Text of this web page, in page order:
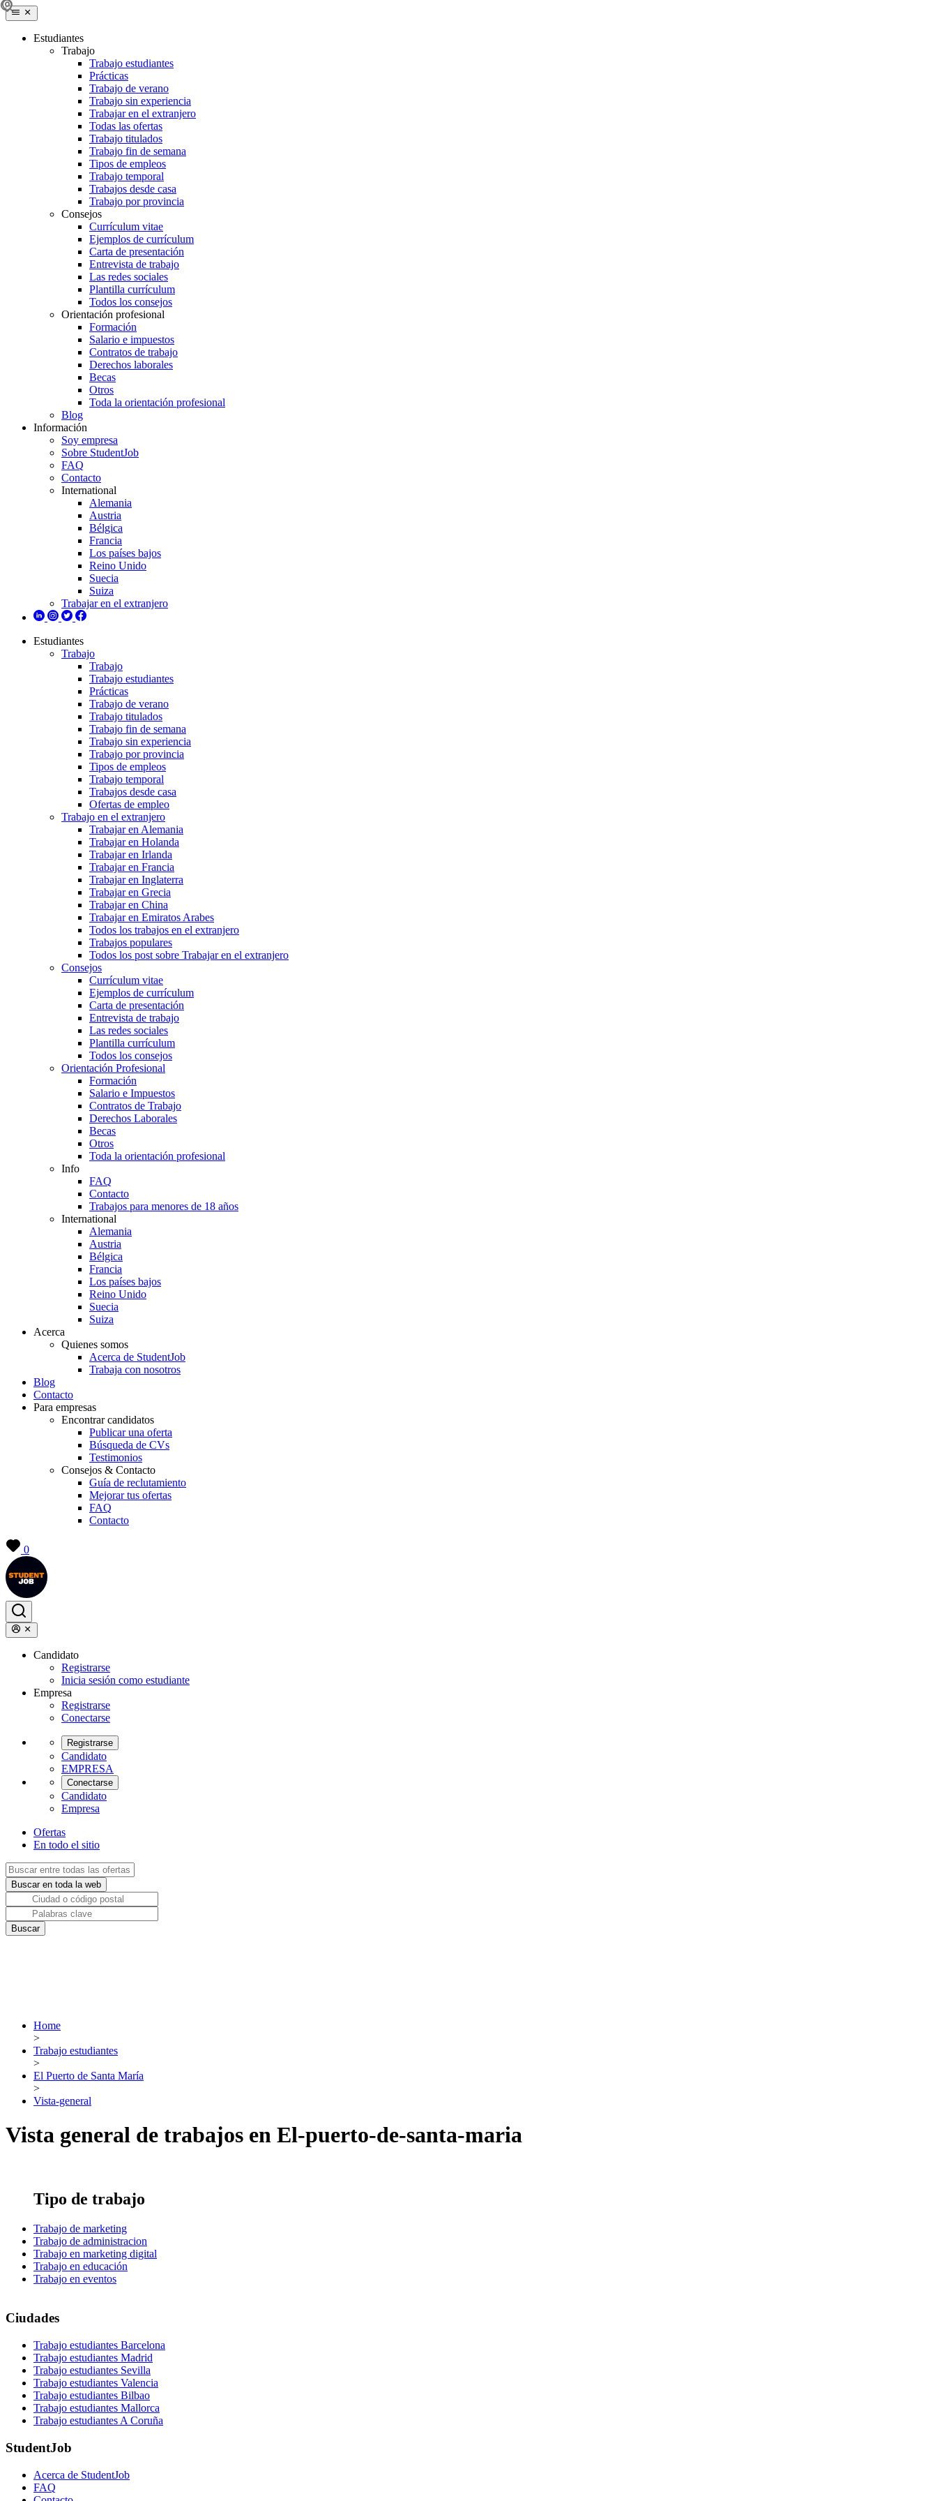
Estudiantes
Trabajo
Trabajo estudiantes
Prácticas
Trabajo de verano
Trabajo sin experiencia
Trabajar en el extranjero
Todas las ofertas
Trabajo titulados
Trabajo fin de semana
Tipos de empleos
Trabajo temporal
Trabajos desde casa
Trabajo por provincia
Consejos
Currículum vitae
Ejemplos de currículum
Carta de presentación
Entrevista de trabajo
Las redes sociales
Plantilla currículum
Todos los consejos
Orientación profesional
Formación
Salario e impuestos
Contratos de trabajo
Derechos laborales
Becas
Otros
Toda la orientación profesional
Blog
Información
Soy empresa
Sobre StudentJob
FAQ
Contacto
International
Alemania
Austria
Bélgica
Francia
Los países bajos
Reino Unido
Suecia
Suiza
Trabajar en el extranjero
Estudiantes
Trabajo
Trabajo
Trabajo estudiantes
Prácticas
Trabajo de verano
Trabajo titulados
Trabajo fin de semana
Trabajo sin experiencia
Trabajo por provincia
Tipos de empleos
Trabajo temporal
Trabajos desde casa
Ofertas de empleo
Trabajo en el extranjero
Trabajar en Alemania
Trabajar en Holanda
Trabajar en Irlanda
Trabajar en Francia
Trabajar en Inglaterra
Trabajar en Grecia
Trabajar en China
Trabajar en Emiratos Arabes
Todos los trabajos en el extranjero
Trabajos populares
Todos los post sobre Trabajar en el extranjero
Consejos
Currículum vitae
Ejemplos de currículum
Carta de presentación
Entrevista de trabajo
Las redes sociales
Plantilla currículum
Todos los consejos
Orientación Profesional
Formación
Salario e Impuestos
Contratos de Trabajo
Derechos Laborales
Becas
Otros
Toda la orientación profesional
Info
FAQ
Contacto
Trabajos para menores de 18 años
International
Alemania
Austria
Bélgica
Francia
Los países bajos
Reino Unido
Suecia
Suiza
Acerca
Quienes somos
Acerca de StudentJob
Trabaja con nosotros
Blog
Contacto
Para empresas
Encontrar candidatos
Publicar una oferta
Búsqueda de CVs
Testimonios
Consejos & Contacto
Guía de reclutamiento
Mejorar tus ofertas
FAQ
Contacto
0
Candidato
Registrarse
Inicia sesión como estudiante
Empresa
Registrarse
Conectarse
Registrarse
Candidato
EMPRESA
Conectarse
Candidato
Empresa
Ofertas
En todo el sitio
Home
>
Trabajo estudiantes
>
El Puerto de Santa María
>
Vista-general
Vista general de trabajos en El-puerto-de-santa-maria
Tipo de trabajo
Trabajo de marketing
Trabajo de administracion
Trabajo en marketing digital
Trabajo en educación
Trabajo en eventos
Ciudades
Trabajo estudiantes Barcelona
Trabajo estudiantes Madrid
Trabajo estudiantes Sevilla
Trabajo estudiantes Valencia
Trabajo estudiantes Bilbao
Trabajo estudiantes Mallorca
Trabajo estudiantes A Coruña
StudentJob
Acerca de StudentJob
FAQ